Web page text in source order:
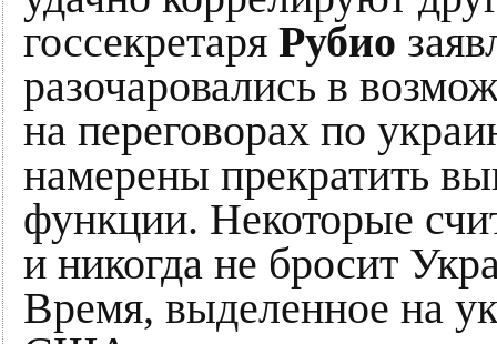
госсекретаря Рубио
разочаровались в
на переговорах по
намерены прекратить
функции. Некоторые
и никогда не бросит
Время, выделенное на